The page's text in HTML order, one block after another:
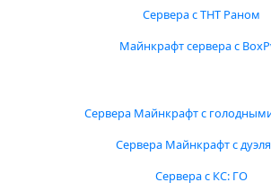
Сервера с ТНТ Раном
Майнкрафт сервера с
Сервера Майнкрафт с
Сервера Майнкрафт с
Сервера с КС: ГО